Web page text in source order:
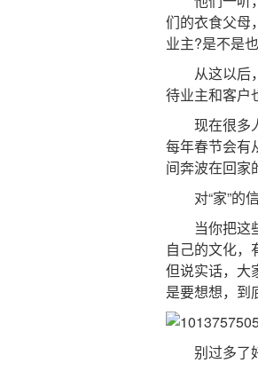
们的衣食父母
业主?是不是
从这以后，
待业主和客户
现在很多人
每年春节会有
间奔波在回家
对“家”的信
当你把这些
自己的文化，
但说实话，大
是要想想，到
别过多了